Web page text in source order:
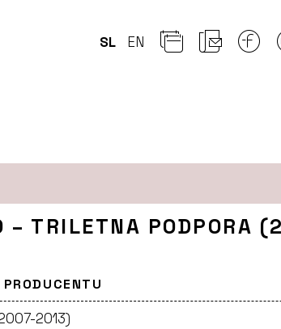
SL EN
– TRILETNA PODPORA
PRODUCENTU
2013)